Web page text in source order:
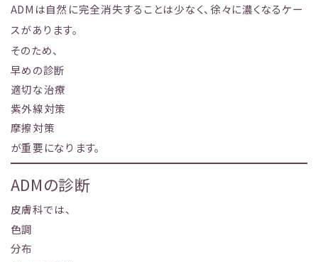
ADMは自然に完全消失することは少なく、徐々に濃くなるケー
スがあります。
そのため、
早めの診断
適切な治療
紫外線対策
摩擦対策
が重要になります。
ADMの診断
皮膚科では、
色調
分布